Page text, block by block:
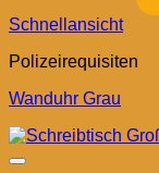
Schnellansicht
Polizeirequisiten
Wanduhr Grau